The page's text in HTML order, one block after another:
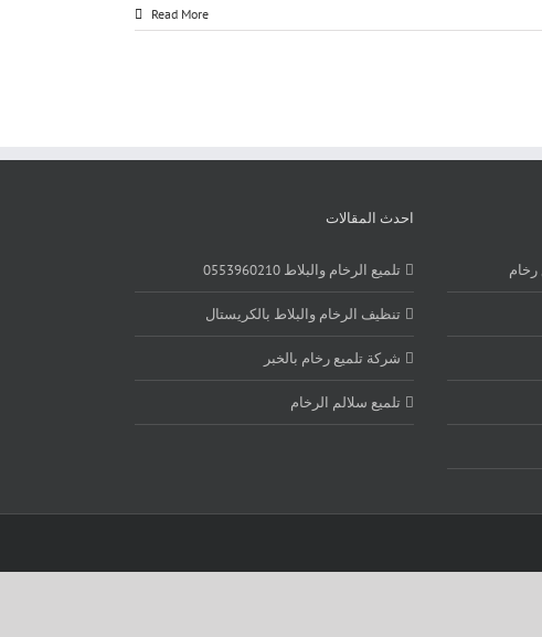
Read More
احدث المقالات
تلميع الرخام والبلاط 0553960210
تنظيف الرخام والبلاط بالكريستال
شركة تلميع رخام بالخبر
تلميع سلالم الرخام